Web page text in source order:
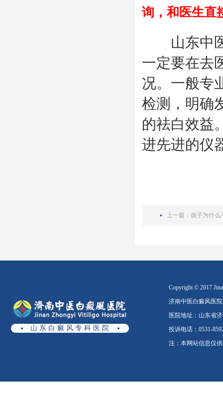
询，和医生直
山东中医
一定要在去
况。一般专
检测，明确
的祛白效益
进先进的仪
上一篇：孩子为什么
山 东 白 癜 风 专 科 医 院
Copyright © 2017
济南中医白癜风医
医院地址：山东省
投诉电话：0531-
注：本网站信息仅